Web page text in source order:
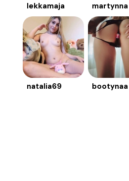
lekkamaja martynna
natalia69 bootynaa